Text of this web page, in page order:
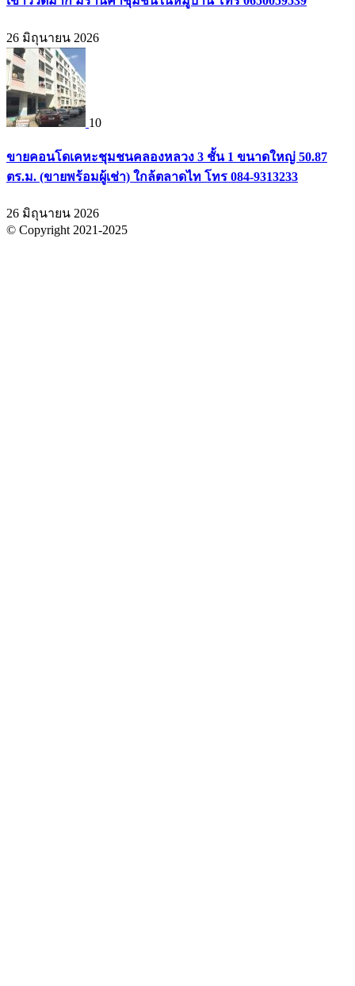
26 มิถุนายน 2026
10
ขายคอนโดเคหะชุมชนคลองหลวง 3 ชั้น 1 ขนาดใหญ่ 50.87
ตร.ม. (ขายพร้อมผู้เช่า) ใกล้ตลาดไท โทร 084-9313233
26 มิถุนายน 2026
© Copyright 2021-2025